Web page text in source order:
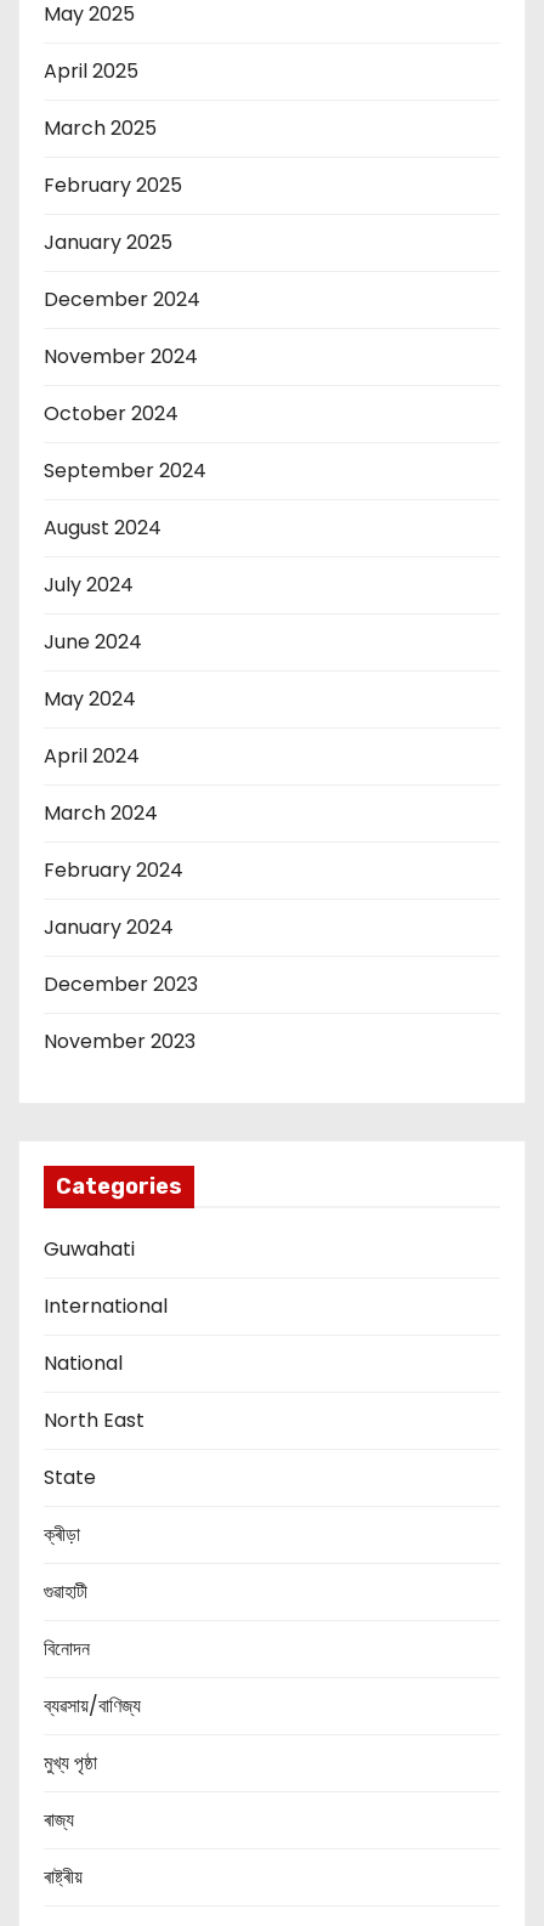
May 2025
April 2025
March 2025
February 2025
January 2025
December 2024
November 2024
October 2024
September 2024
August 2024
July 2024
June 2024
May 2024
April 2024
March 2024
February 2024
January 2024
December 2023
November 2023
Categories
Guwahati
International
National
North East
State
ক্ৰীড়া
গুৱাহাটী
বিনোদন
ব্যৱসায়/বাণিজ্য
মুখ্য পৃষ্ঠা
ৰাজ্য
ৰাষ্ট্ৰীয়